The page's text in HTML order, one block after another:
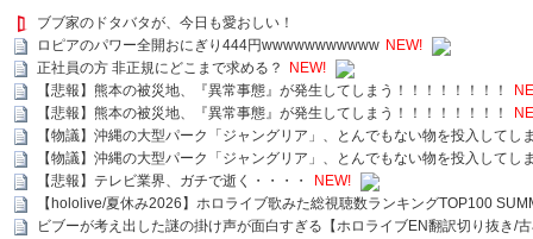
ブブ家のドタバタが、今日も愛おしい！
ロピアのパワー全開おにぎり444円wwwwwwwwwww NEW!
正社員の方 非正規にどこまで求める？
NEW!
【悲報】熊本の被災地、『異常事態』が発生してしまう！！！！！！！！
【悲報】熊本の被災地、『異常事態』が発生してしまう！！！！！！！！
【物議】沖縄の大型パーク「ジャングリア」、とんでもない物を投入してし
【物議】沖縄の大型パーク「ジャングリア」、とんでもない物を投入してし
【悲報】テレビ業界、ガチで逝く・・・・
NEW!
【hololive/夏休み2026】ホロライブ歌みた総視聴数ランキングTOP100
ビブーが考え出した謎の掛け声が面白すぎる【ホロライブEN翻訳切り抜き/